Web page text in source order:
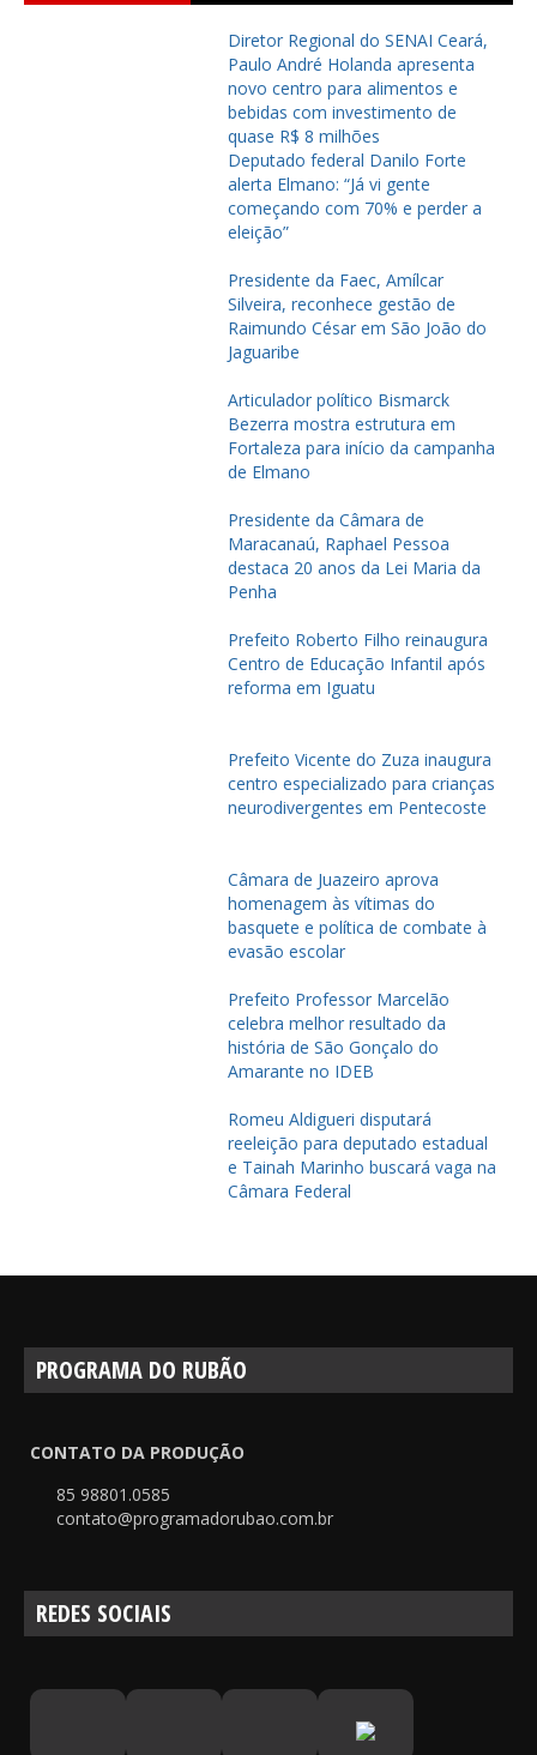
Diretor Regional do SENAI Ceará,
Paulo André Holanda apresenta
novo centro para alimentos e
bebidas com investimento de
quase R$ 8 milhões
Deputado federal Danilo Forte
alerta Elmano: “Já vi gente
começando com 70% e perder a
eleição”
Presidente da Faec, Amílcar
Silveira, reconhece gestão de
Raimundo César em São João do
Jaguaribe
Articulador político Bismarck
Bezerra mostra estrutura em
Fortaleza para início da campanha
de Elmano
Presidente da Câmara de
Maracanaú, Raphael Pessoa
destaca 20 anos da Lei Maria da
Penha
Prefeito Roberto Filho reinaugura
Centro de Educação Infantil após
reforma em Iguatu
Prefeito Vicente do Zuza inaugura
centro especializado para crianças
neurodivergentes em Pentecoste
Câmara de Juazeiro aprova
homenagem às vítimas do
basquete e política de combate à
evasão escolar
Prefeito Professor Marcelão
celebra melhor resultado da
história de São Gonçalo do
Amarante no IDEB
Romeu Aldigueri disputará
reeleição para deputado estadual
e Tainah Marinho buscará vaga na
Câmara Federal
PROGRAMA DO RUBÃO
CONTATO DA PRODUÇÃO
85 98801.0585
contato@programadorubao.com.br
REDES SOCIAIS